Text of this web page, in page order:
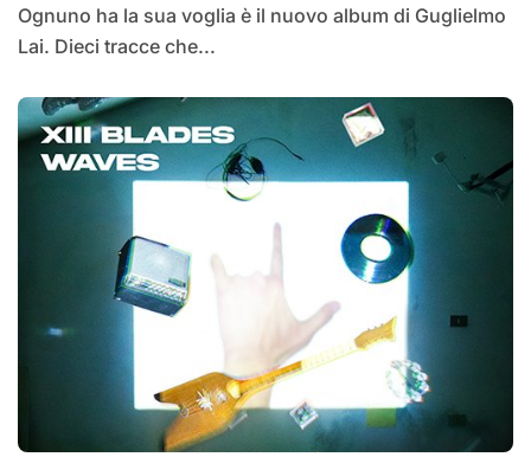
Ognuno ha la sua voglia è il nuovo album di Guglielmo
Lai. Dieci tracce che...